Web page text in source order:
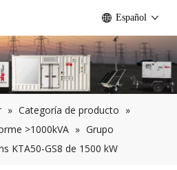
Español
» Categoría de producto »
>1000kVA » Grupo
KTA50-GS8 de 1500 kW